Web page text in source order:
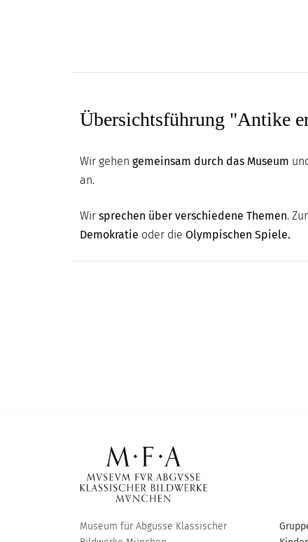
Übersichtsführung "Antike
Wir gehen gemeinsam durch das Museum
an.
Wir sprechen über verschiedene Themen.
Demokratie oder die Olympischen Spiele.
Museum für Abgüsse Klassischer